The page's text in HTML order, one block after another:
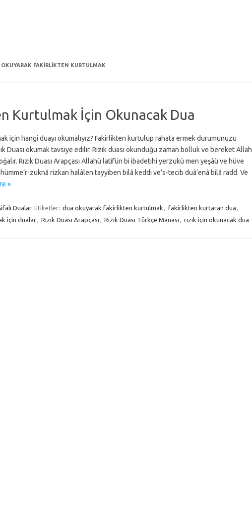
OKUYARAK FAKIRLIKTEN KURTULMAK
Kurtulmak İçin Okunacak Dua
için hangi duayı okumalıyız? Fakirlikten kurtulup rahata ermek durumunuzu
Duası okumak tavsiye edilir. Rızık duası okunduğu zaman bolluk ve bereket Allah
Rızık Duası Arapçası Allahü latifün bi ibadetihi yerzukü men yeşâü ve hüve
zuknâ rizkan halâlen tayyiben bilâ keddi ve’s-tecib duâ’enâ bilâ radd. Ve
»
Dualar Etiketler: dua okuyarak fakirlikten kurtulmak , fakirlikten kurtaran dua ,
için dualar, Rızık Duası Arapçası , Rızık Duası Türkçe Manası , rızık için okunacak dua